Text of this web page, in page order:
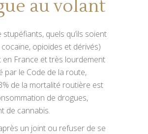
au volant
stupéfiants, quels qu’ils soient
opioïdes et dérivés)
en France et très lourdement
par le Code de la route,
de la mortalité routière est
de drogues,
de cannabis.
un joint ou refuser de se